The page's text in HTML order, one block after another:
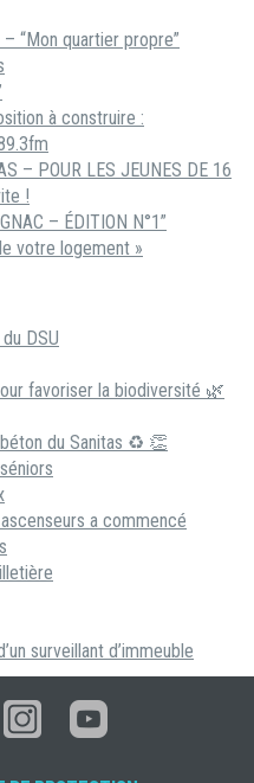
“Mon quartier propre”
à construire :
– POUR LES JEUNES DE 16
!
– ÉDITION N°1”
votre logement »
DSU
favoriser la biodiversité 🌿
du Sanitas ♻ 👏
a commencé
surveillant d’immeuble